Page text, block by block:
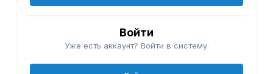
Войти
Уже есть аккаунт? Войти в систему.